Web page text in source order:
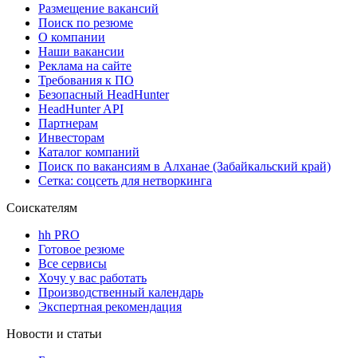
Размещение вакансий
Поиск по резюме
О компании
Наши вакансии
Реклама на сайте
Требования к ПО
Безопасный HeadHunter
HeadHunter API
Партнерам
Инвесторам
Каталог компаний
Поиск по вакансиям в Алханае (Забайкальский край)
Сетка: соцсеть для нетворкинга
Соискателям
hh PRO
Готовое резюме
Все сервисы
Хочу у вас работать
Производственный календарь
Экспертная рекомендация
Новости и статьи